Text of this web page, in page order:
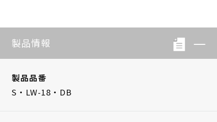
製品情報
製品品番
S・LW-18・DB